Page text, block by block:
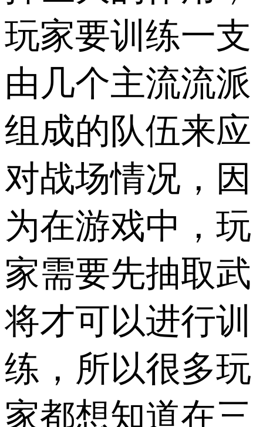
玩家要训练一支
由几个主流流派
组成的队伍来应
对战场情况，因
为在游戏中，玩
家需要先抽取武
将才可以进行训
练，所以很多玩
家都想知道在三